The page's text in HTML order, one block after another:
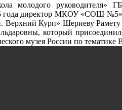
молодого
года директор МКОУ «СОШ №5»
Курп» Шериеву Рамету
который
музея России по